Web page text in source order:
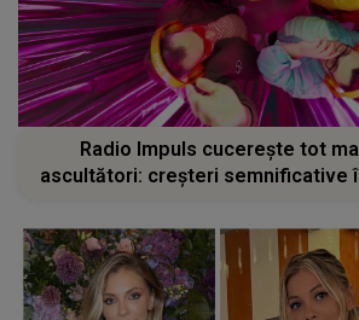
Radio Impuls cucerește tot
ascultători: creșteri semnificative